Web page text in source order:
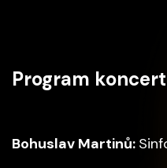
Program
Bohuslav Martinů: